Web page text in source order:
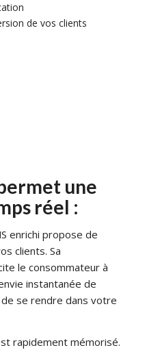
de vos clients
une
réel :
enrichi propose de
clients. Sa
le consommateur à
instantanée de
se rendre dans votre
rapidement mémorisé.